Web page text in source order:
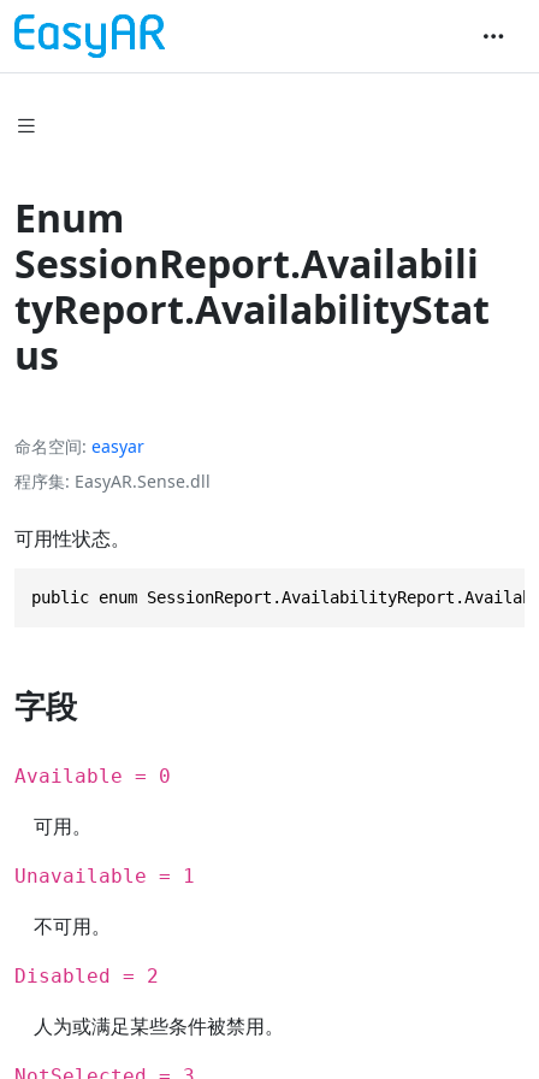
Enum
SessionReport.Availabili
tyReport.AvailabilityStat
us
命名空间 easyar
程序集 EasyAR.Sense.dll
可用性状态。
public enum
字段
Available = 0
可用。
Unavailable = 1
不可用。
Disabled = 2
人为或满足某些条件被禁用。